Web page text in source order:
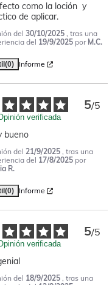
como la loción  y
de aplicar.
del 30/10/2025 , tras una
del 19/9/2025 por M.C.
(0) Informe
5/5
verificada
bueno
del 21/9/2025 , tras una
del 17/8/2025 por
R.
(0) Informe
5/5
verificada
del 18/9/2025 , tras una